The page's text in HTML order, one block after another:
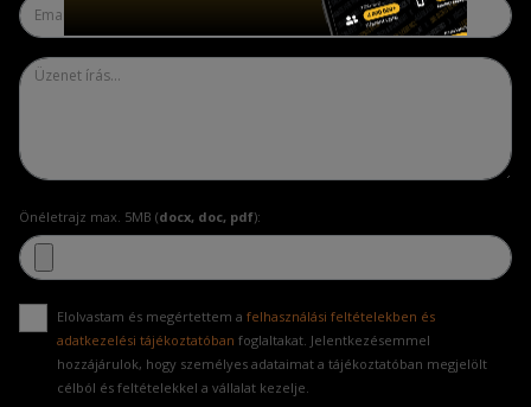
Önéletrajz max. 5MB (docx, doc, pdf):
Elolvastam és megértettem a felhasználási feltételekben és
adatkezelési tájékoztatóban foglaltakat. Jelentkezésemmel
hozzájárulok, hogy személyes adataimat a tájékoztatóban megjelölt
célból és feltételekkel a vállalat kezelje.